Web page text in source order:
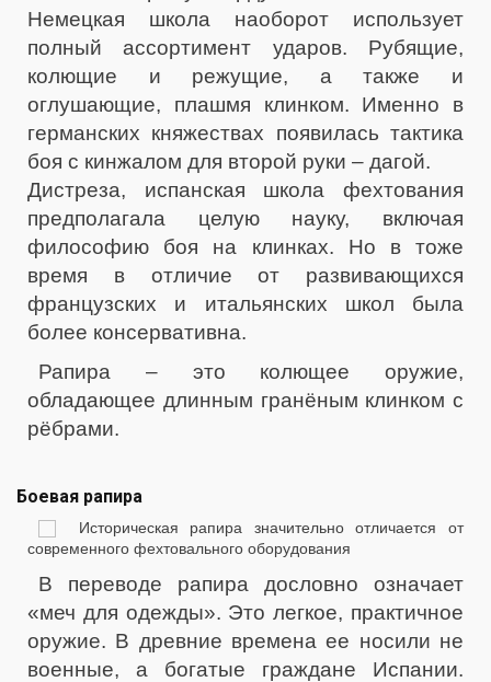
Немецкая школа наоборот использует
полный ассортимент ударов. Рубящие,
колющие и режущие, а также и
оглушающие, плашмя клинком. Именно в
германских княжествах появилась тактика
боя с кинжалом для второй руки – дагой.
Дистреза, испанская школа фехтования
предполагала целую науку, включая
философию боя на клинках. Но в тоже
время в отличие от развивающихся
французских и итальянских школ была
более консервативна.
Рапира – это колющее оружие,
обладающее длинным гранёным клинком с
рёбрами.
Боевая рапира
Историческая рапира значительно отличается от
современного фехтовального оборудования
В переводе рапира дословно означает
«меч для одежды». Это легкое, практичное
оружие. В древние времена ее носили не
военные, а богатые граждане Испании.